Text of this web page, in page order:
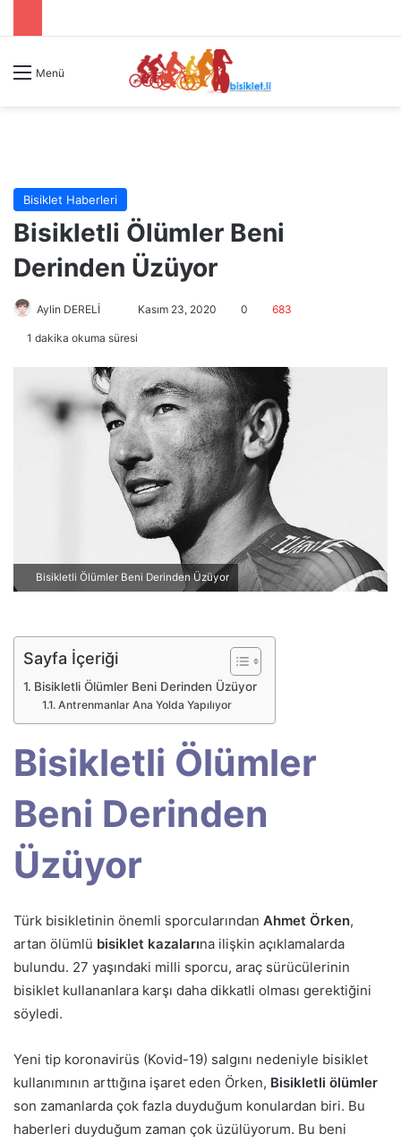
Menü
Bisiklet Haberleri
Bisikletli Ölümler Beni
Derinden Üzüyor
Aylin DERELİ
e
-
p
o
s
t
n
m
k
Kasım 23, 2020 0 683
1 dakika okuma süresi
Bisikletli Ölümler Beni Derinden Üzüyor
Sayfa İçeriği
Bisikletli Ölümler Beni Derinden Üzüyor
Antrenmanlar Ana Yolda Yapılıyor
Bisikletli Ölümler
Beni Derinden
Üzüyor
Türk bisikletinin önemli sporcularından Ahmet Örken,
artan ölümlü bisiklet kazalarına ilişkin açıklamalarda
bulundu. 27 yaşındaki milli sporcu, araç sürücülerinin
bisiklet kullananlara karşı daha dikkatli olması gerektiğini
söyledi.
Yeni tip koronavirüs (Kovid-19) salgını nedeniyle bisiklet
kullanımının arttığına işaret eden Örken, Bisikletli ölümler
son zamanlarda çok fazla duyduğum konulardan biri. Bu
haberleri duyduğum zaman çok üzülüyorum. Bu beni